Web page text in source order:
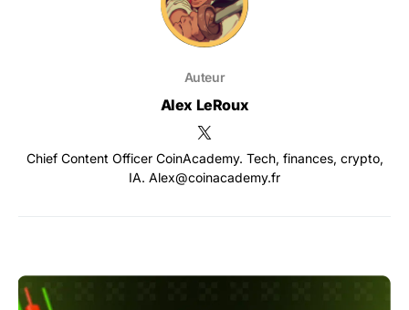
Auteur
Alex LeRoux
Chief Content Officer CoinAcademy. Tech, finances, crypto,
IA. Alex@coinacademy.fr